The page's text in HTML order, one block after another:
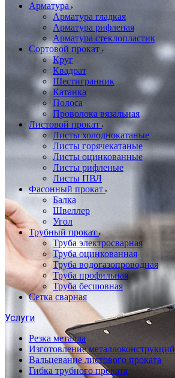
Арматура
Арматура гладкая
Арматура рифленая
Арматура стеклопластик
Сортовой прокат
Круг
Квадрат
Шестигранник
Катанка
Полоса
Проволока вязальная
Листовой прокат
Листы холоднокатаные
Листы горячекатаные
Листы оцинкованные
Листы рифленые
Листы ПВЛ
Фасонный прокат
Балка
Швеллер
Угол
Трубный прокат
Труба электросварная
Труба оцинкованная
Труба водогазопроводная
Труба профильная
Труба бесшовная
Сетка сварная
Услуги
Резка металла
Изготовление металлоконструкций
Вальцевание листового проката
Гибка трубного проката